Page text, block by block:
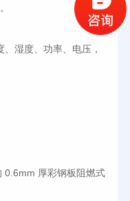
湿度、功率、电压，
0.6mm 厚彩钢板阻燃式